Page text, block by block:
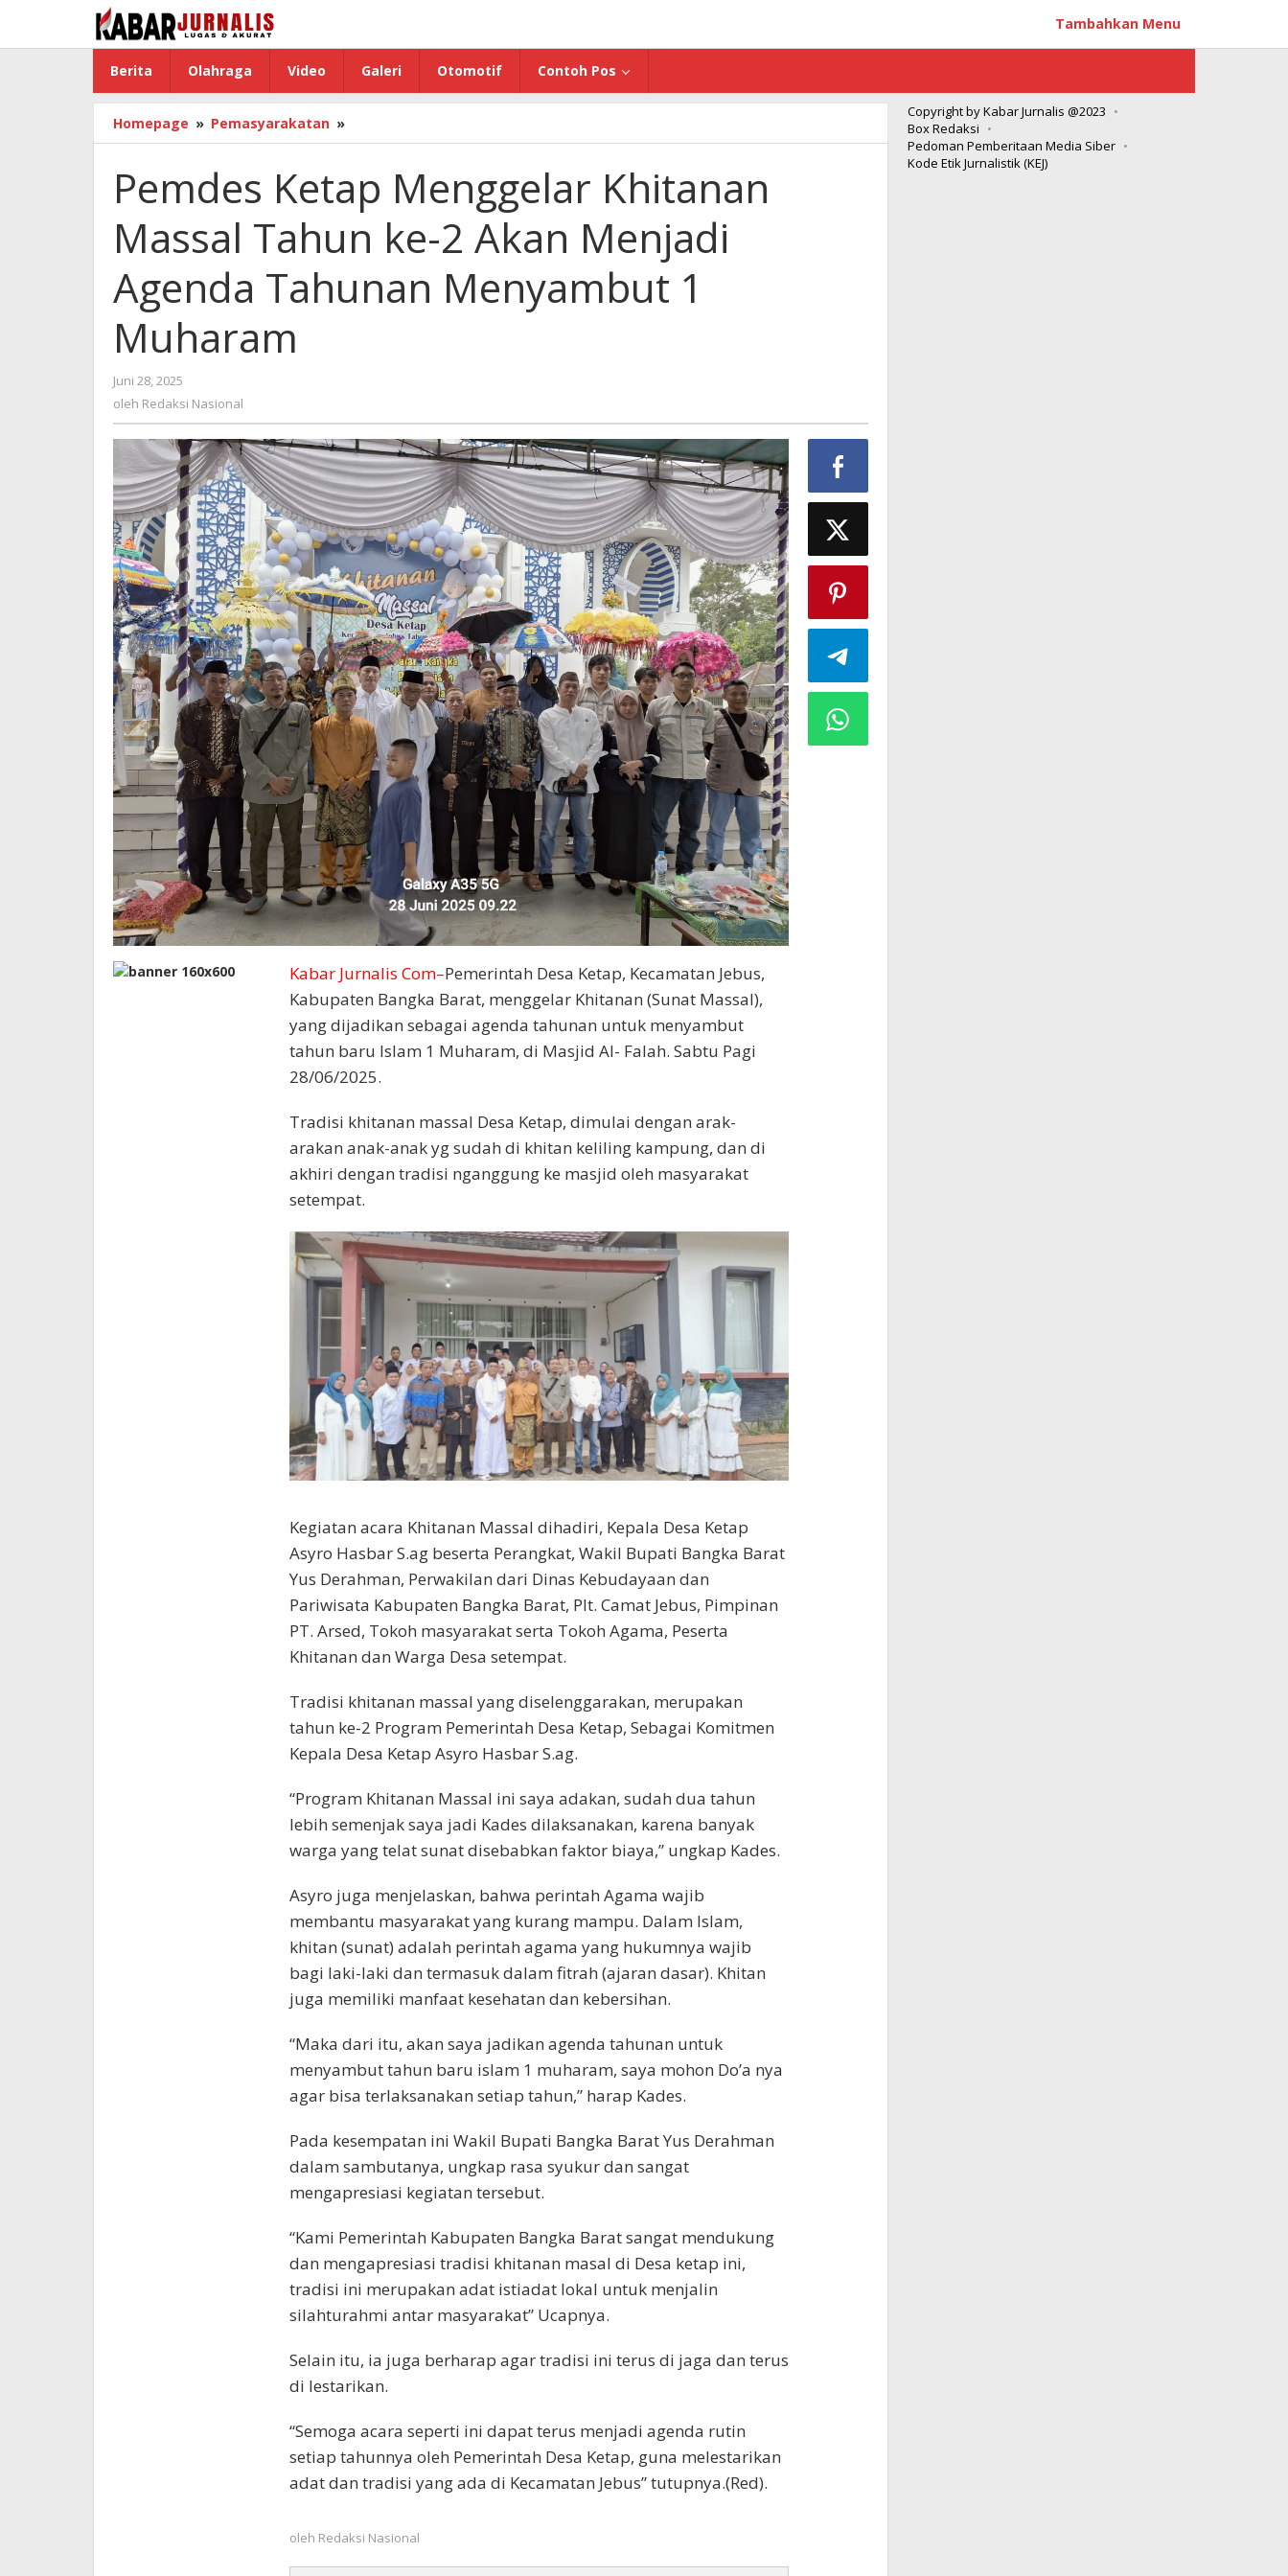
konten
Tambahkan Menu
Berita Olahraga Video Galeri Otomotif Contoh Pos
Homepage » Pemasyarakatan »
Ketap
Khitanan
Massal
Tahun
ke-
Akan
Menjadi
Pemdes Ketap Menggelar Khitanan
Massal Tahun ke-2 Akan Menjadi
Agenda Tahunan Menyambut 1
Muharam
Juni 28, 2025
Redaksi
oleh Redaksi Nasional
Kabar Jurnalis Com–Pemerintah Desa Ketap, Kecamatan Jebus,
Kabupaten Bangka Barat, menggelar Khitanan (Sunat Massal),
yang dijadikan sebagai agenda tahunan untuk menyambut
tahun baru Islam 1 Muharam, di Masjid Al- Falah. Sabtu Pagi
28/06/2025.
Tradisi khitanan massal Desa Ketap, dimulai dengan arak-
arakan anak-anak yg sudah di khitan keliling kampung, dan di
akhiri dengan tradisi nganggung ke masjid oleh masyarakat
setempat.
Kegiatan acara Khitanan Massal dihadiri, Kepala Desa Ketap
Asyro Hasbar S.ag beserta Perangkat, Wakil Bupati Bangka Barat
Yus Derahman, Perwakilan dari Dinas Kebudayaan dan
Pariwisata Kabupaten Bangka Barat, Plt. Camat Jebus, Pimpinan
PT. Arsed, Tokoh masyarakat serta Tokoh Agama, Peserta
Khitanan dan Warga Desa setempat.
Tradisi khitanan massal yang diselenggarakan, merupakan
tahun ke-2 Program Pemerintah Desa Ketap, Sebagai Komitmen
Kepala Desa Ketap Asyro Hasbar S.ag.
“Program Khitanan Massal ini saya adakan, sudah dua tahun
lebih semenjak saya jadi Kades dilaksanakan, karena banyak
warga yang telat sunat disebabkan faktor biaya,” ungkap Kades.
Asyro juga menjelaskan, bahwa perintah Agama wajib
membantu masyarakat yang kurang mampu. Dalam Islam,
khitan (sunat) adalah perintah agama yang hukumnya wajib
bagi laki-laki dan termasuk dalam fitrah (ajaran dasar). Khitan
juga memiliki manfaat kesehatan dan kebersihan.
“Maka dari itu, akan saya jadikan agenda tahunan untuk
menyambut tahun baru islam 1 muharam, saya mohon Do’a nya
agar bisa terlaksanakan setiap tahun,” harap Kades.
Pada kesempatan ini Wakil Bupati Bangka Barat Yus Derahman
dalam sambutanya, ungkap rasa syukur dan sangat
mengapresiasi kegiatan tersebut.
“Kami Pemerintah Kabupaten Bangka Barat sangat mendukung
dan mengapresiasi tradisi khitanan masal di Desa ketap ini,
tradisi ini merupakan adat istiadat lokal untuk menjalin
silahturahmi antar masyarakat” Ucapnya.
Selain itu, ia juga berharap agar tradisi ini terus di jaga dan terus
di lestarikan.
“Semoga acara seperti ini dapat terus menjadi agenda rutin
setiap tahunnya oleh Pemerintah Desa Ketap, guna melestarikan
adat dan tradisi yang ada di Kecamatan Jebus” tutupnya.(Red).
oleh Redaksi Nasional
Copyright by Kabar Jurnalis @2023
Box Redaksi
Pedoman Pemberitaan Media Siber
Kode Etik Jurnalistik (KEJ)